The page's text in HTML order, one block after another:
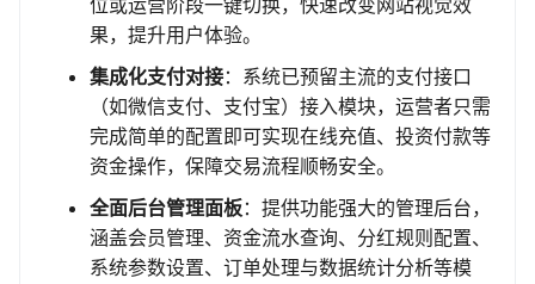
位或运营阶段一键切换，快速改变网站视觉效
果，提升用户体验。
集成化支付对接：系统已预留主流的支付接口
（如微信支付、支付宝）接入模块，运营者只需
完成简单的配置即可实现在线充值、投资付款等
资金操作，保障交易流程顺畅安全。
全面后台管理面板：提供功能强大的管理后台，
涵盖会员管理、资金流水查询、分红规则配置、
系统参数设置、订单处理与数据统计分析等模